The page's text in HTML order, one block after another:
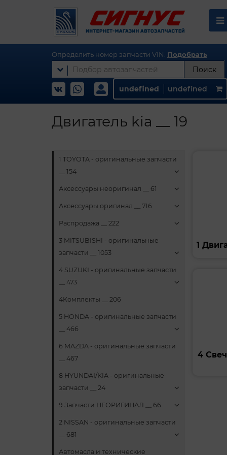
Определить номер запчасти VIN. Подобрать
Поиск
undefined undefined
Двигатель kia __ 19
1 TOYOTA - оригинальные запчасти
__ 154
Аксессуары неоригинал __ 61
Аксессуары оригинал __ 716
Распродажа __ 222
3 MITSUBISHI - оригинальные
запчасти __ 1053
4 SUZUKI - оригинальные запчасти
__ 473
4Комплекты __ 206
5 HONDA - оригинальные запчасти
__ 466
6 MAZDA - оригинальные запчасти
__ 467
8 HYUNDAI/KIA - оригинальные
запчасти __ 24
9 Запчасти НЕОРИГИНАЛ __ 66
2 NISSAN - оригинальные запчасти
__ 681
Автомасла и технические
1
4